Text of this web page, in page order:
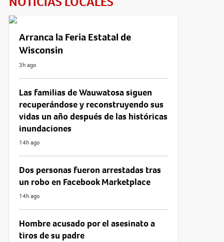
Arranca la Feria Estatal de
Wisconsin
3h ago
Las familias de Wauwatosa siguen
recuperándose y reconstruyendo sus
vidas un año después de las históricas
inundaciones
14h ago
Dos personas fueron arrestadas tras
un robo en Facebook Marketplace
14h ago
Hombre acusado por el asesinato a
tiros de su padre